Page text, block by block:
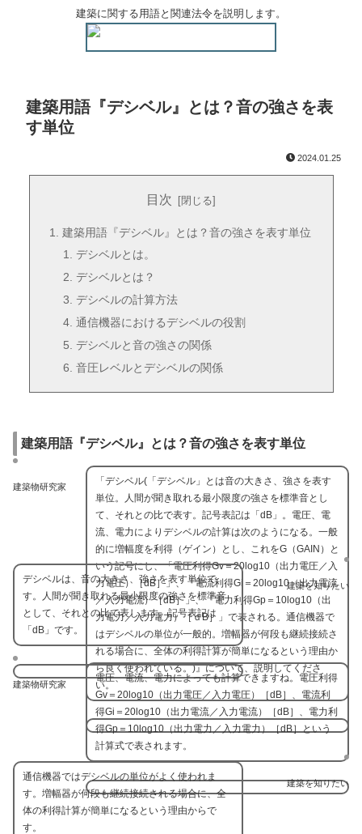
建築に関する用語と関連法令を説明します。
建築用語『デシベル』とは？音の強さを表
す単位
2024.01.25
目次
建築用語『デシベル』とは？音の強さを表す単位
デシベルとは。
デシベルとは？
デシベルの計算方法
通信機器におけるデシベルの役割
デシベルと音の強さの関係
音圧レベルとデシベルの関係
建築用語『デシベル』とは？音の強さを表す単位
建築物研究家
「デシベル(「デシベル」とは音の大きさ、強さを表す
単位。人間が聞き取れる最小限度の強さを標準音とし
て、それとの比で表す。記号表記は「dB」。電圧、電
流、電力によりデシベルの計算は次のようになる。一般
的に増幅度を利得（ゲイン）とし、これをG（GAIN）と
いう記号にし、「電圧利得Gv＝20log10（出力電圧／入
力電圧）［dB］」、「電流利得Gi＝20log10（出力電流
／入力電流）［dB］」、「電力利得Gp＝10log10（出
力電力／入力電力）［ｄB］」で表される。通信機器で
はデシベルの単位が一般的。増幅器が何段も継続接続さ
れる場合に、全体の利得計算が簡単になるという理由か
ら良く使われている。)』について、説明してくださ
い。
建築を知りたい
デシベルは、音の大きさ、強さを表す単位で
す。人間が聞き取れる最小限度の強さを標準音
として、それとの比で表します。記号表記は
「dB」です。
建築物研究家
電圧、電流、電力によっても計算できますね。電圧利得
Gv＝20log10（出力電圧／入力電圧）［dB］、電流利
得Gi＝20log10（出力電流／入力電流）［dB］、電力利
得Gp＝10log10（出力電力／入力電力）［dB］という
計算式で表されます。
建築を知りたい
通信機器ではデシベルの単位がよく使われま
す。増幅器が何段も継続接続される場合に、全
体の利得計算が簡単になるという理由からで
す。